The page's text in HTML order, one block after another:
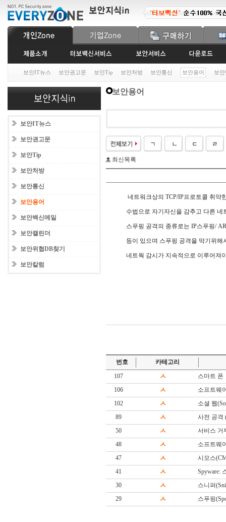
보안IT뉴스 보안권고문 보안Tip 보안처방 보안통신 보안용어 보
보안IT뉴스
보안권고문
보안Tip
보안처방
보안통신
보안용어
보안백신메일
보안캘린더
보안위협DB찾기
보안칼럼
보안용어
최신목록
네트워크상의 TCP/IP프로토콜 취약
수법으로 자기자신을 감추고 다른 네
스푸핑 공격의 종류로는 IP스푸핑/
등이 있으며 스푸핑 공격을 막기위해
네트웍 감시가 지속적으로 이루어져
번호
카테고리
107
ㅅ
스마트 폰
106
ㅅ
소프트웨
102
ㅅ
소셜 웹
89
ㅅ
사전 공격
50
ㅅ
서비스 거
48
ㅅ
소프트웨
47
ㅅ
시모스
41
ㅅ
Spyware:
30
ㅅ
스니퍼
29
ㅅ 스푸핑